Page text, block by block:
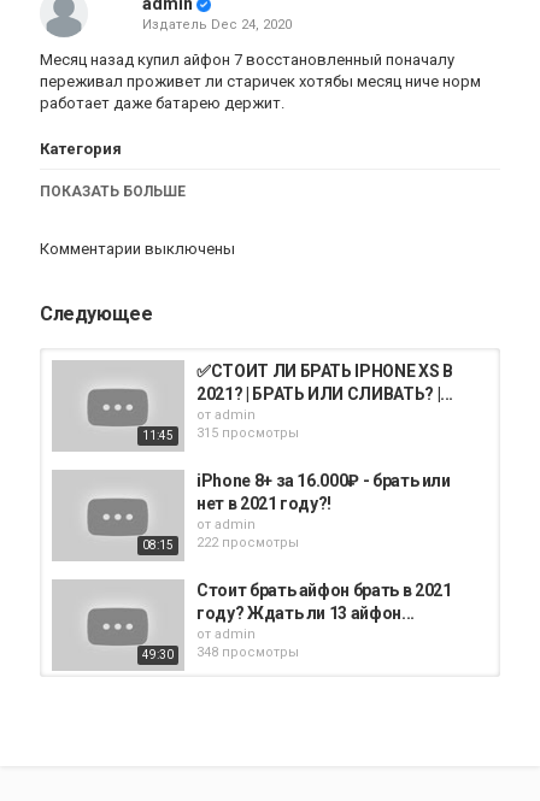
Издатель Dec 24, 2020
Месяц назад купил айфон 7 восстановленный поначалу
переживал проживет ли старичек хотябы месяц ниче норм
работает даже батарею держит.
Категория
ПОКАЗАТЬ БОЛЬШЕ
Комментарии выключены
Следующее
11:45
✅СТОИТ ЛИ БРАТЬ IPHONE XS В
2021? | БРАТЬ ИЛИ СЛИВАТЬ? |...
от admin
315 просмотры
08:15
iPhone 8+ за 16.000₽ - брать или
нет в 2021 году?!
от admin
222 просмотры
49:30
Стоит брать айфон брать в 2021
году? Ждать ли 13 айфон...
от admin
348 просмотры